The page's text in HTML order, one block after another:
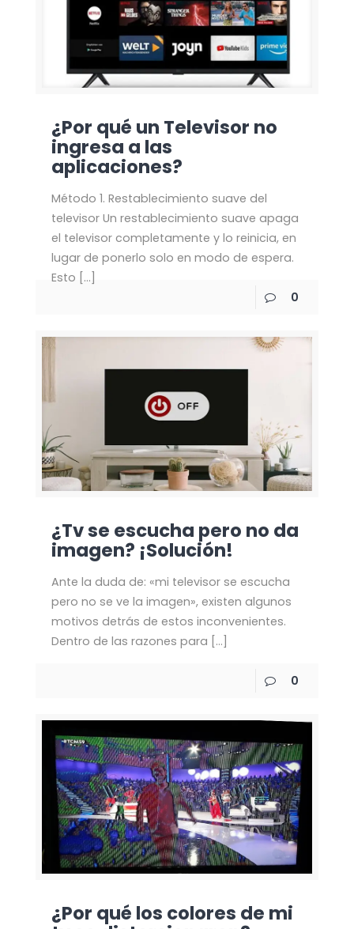
¿Por qué un Televisor no
ingresa a las
aplicaciones?
Método 1. Restablecimiento suave del
televisor Un restablecimiento suave apaga
el televisor completamente y lo reinicia, en
lugar de ponerlo solo en modo de espera.
Esto […]
0
¿Tv se escucha pero no da
imagen? ¡Solución!
Ante la duda de: «mi televisor se escucha
pero no se ve la imagen», existen algunos
motivos detrás de estos inconvenientes.
Dentro de las razones para […]
0
¿Por qué los colores de mi